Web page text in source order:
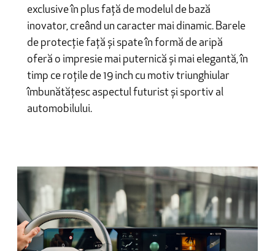
exclusive în plus față de modelul de bază
inovator, creând un caracter mai dinamic. Barele
de protecție față și spate în formă de aripă
oferă o impresie mai puternică și mai elegantă, în
timp ce roțile de 19 inch cu motiv triunghiular
îmbunătățesc aspectul futurist și sportiv al
automobilului.